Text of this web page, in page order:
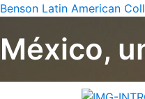
Benson Latin American
México,